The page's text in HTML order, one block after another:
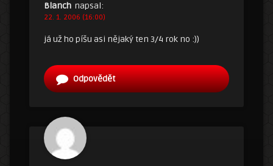
Blanch napsal:
22. 1. 2006 (16:00)
já už ho píšu asi nějaký ten 3/4 rok no :))
Odpovědět